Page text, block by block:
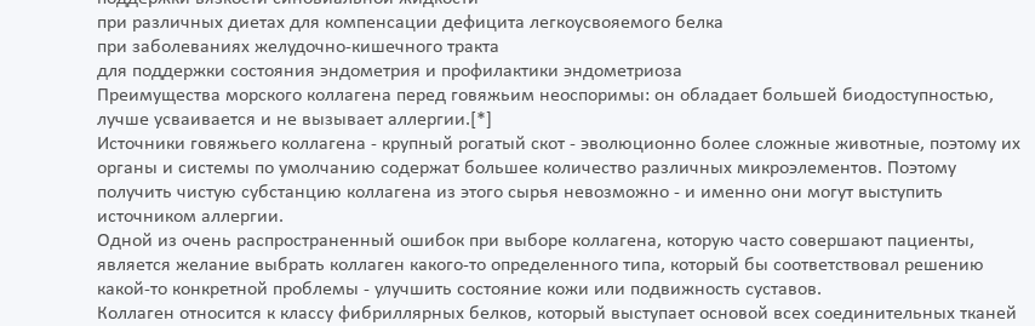
при различных диетах для компенсации дефицита легкоусвояемого белка
при заболеваниях желудочно-кишечного тракта
для поддержки состояния эндометрия и профилактики эндометриоза
Преимущества морского коллагена перед говяжьим неоспоримы: он обладает большей биодоступностью,
лучше усваивается и не вызывает аллергии.[*]
Источники говяжьего коллагена - крупный рогатый скот - эволюционно более сложные животные, поэтому их
органы и системы по умолчанию содержат большее количество различных микроэлементов. Поэтому
получить чистую субстанцию коллагена из этого сырья невозможно - и именно они могут выступить
источником аллергии.
Одной из очень распространенный ошибок при выборе коллагена, которую часто совершают пациенты,
является желание выбрать коллаген какого-то определенного типа, который бы соответствовал решению
какой-то конкретной проблемы - улучшить состояние кожи или подвижность суставов.
Коллаген относится к классу фибриллярных белков, который выступает основой всех соединительных тканей